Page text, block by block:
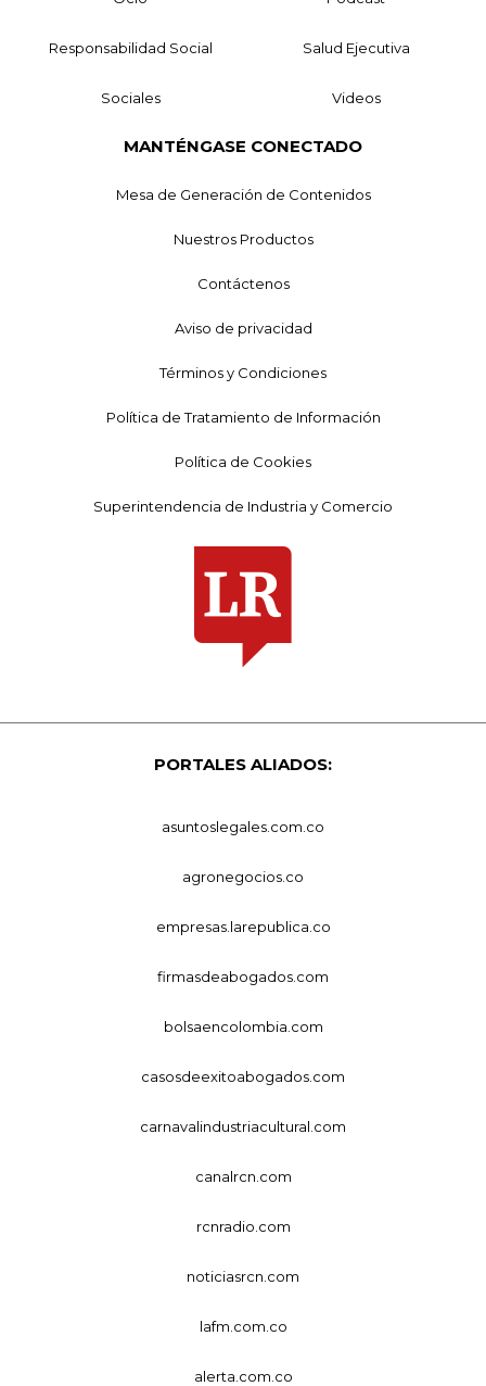
Responsabilidad Social Salud Ejecutiva
Sociales Videos
MANTÉNGASE CONECTADO
Mesa de Generación de Contenidos
Nuestros Productos
Contáctenos
Aviso de privacidad
Términos y Condiciones
Política de Tratamiento de Información
Política de Cookies
Superintendencia de Industria y Comercio
PORTALES ALIADOS:
asuntoslegales.com.co
agronegocios.co
empresas.larepublica.co
firmasdeabogados.com
bolsaencolombia.com
casosdeexitoabogados.com
carnavalindustriacultural.com
canalrcn.com
rcnradio.com
noticiasrcn.com
lafm.com.co
alerta.com.co